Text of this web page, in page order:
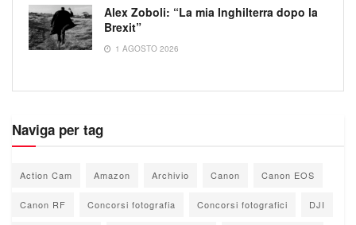
Alex Zoboli: “La mia Inghilterra dopo la
Brexit”
1 AGOSTO 2026
Naviga per tag
Action Cam Amazon Archivio Canon Canon EOS
Canon RF Concorsi fotografia Concorsi fotografici DJI